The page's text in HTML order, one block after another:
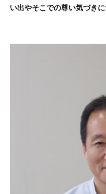
い出やそこでの尊い気づき